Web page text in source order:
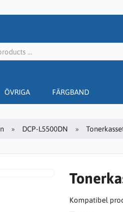
ÖVRIGA FÄRGBAND
DCP-L5500DN
Kompatibel